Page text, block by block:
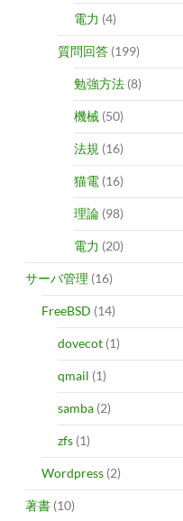
電力 (4)
質問回答 (199)
勉強方法 (8)
機械 (50)
法規 (16)
猫電 (16)
理論 (98)
電力 (20)
サーバ管理 (16)
FreeBSD (14)
dovecot (1)
qmail (1)
samba (2)
zfs (1)
Wordpress (2)
著書 (10)